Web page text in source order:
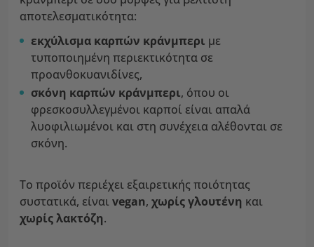
αποτελεσματικότητα:
εκχύλισμα καρπών κράνμπερι με
τυποποιημένη περιεκτικότητα σε
προανθοκυανιδίνες,
σκόνη καρπών κράνμπερι, όπου οι
φρεσκοσυλλεγμένοι καρποί είναι απαλά
λυοφιλιωμένοι και στη συνέχεια αλέθονται σε
σκόνη.
Το προϊόν περιέχει εξαιρετικής ποιότητας
συστατικά, είναιvegan, χωρίς γλουτένη και
χωρίς λακτόζη.